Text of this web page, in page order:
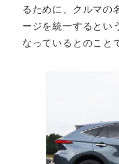
るために、クルマの
ージを統一するとい
なっているとのこと